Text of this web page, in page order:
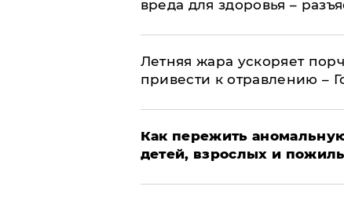
вреда для здоровья –
Летняя жара ускоряет
привести к отравлению –
Как пережить
детей, взрослых и